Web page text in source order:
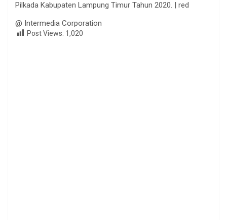
Pilkada Kabupaten Lampung Timur Tahun 2020. | red
@ Intermedia Corporation
Post Views: 1,020